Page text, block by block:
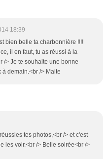
18:39
bien belle ta charbonnière !!!!
il en faut, tu as réussi à la
/> Je te souhaite une bonne
demain.<br /> Maite
tes photos,<br /> et c'est
les voir.<br /> Belle soirée<br />